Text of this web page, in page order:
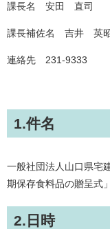
課長名 安田 直司
課長補佐名 吉井 英
連絡先 231-9333
1.件名
一般社団法人山口県宅
期保存食料品の贈呈式
2.日時